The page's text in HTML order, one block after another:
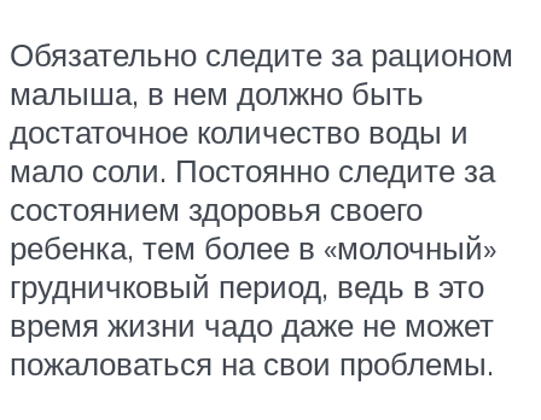
Обязательно следите за рационом
малыша, в нем должно быть
достаточное количество воды и
мало соли. Постоянно следите за
состоянием здоровья своего
ребенка, тем более в «молочный»
грудничковый период, ведь в это
время жизни чадо даже не может
пожаловаться на свои проблемы.